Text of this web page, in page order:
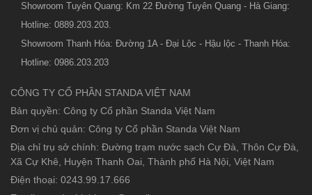
Showroom Tuyên Quang: Km 22 Đường Tuyên Quang - Hà Giang:
Hotline: 0889.203.203.
Showroom Thanh Hóa: Đường 1A - Đại Lộc - Hậu lộc - Thanh Hóa:
Hotline: 0986.203.203
CÔNG TY CỔ PHẦN STANDA VIỆT NAM
Bản quyền: Công ty Cổ phần Standa Việt Nam
Đơn vị chủ quản: Công ty Cổ phần Standa Việt Nam
Địa chỉ trụ sở chính: Đường trạm nước sạch Cự Đà, Thôn Cự Đà,
Xã Cự Khê, Huyện Thanh Oai, Thành phố Hà Nội, Việt Nam
Điện thoại: 0243.99.17.666